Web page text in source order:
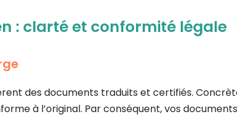
: clarté et conformité légale
des documents traduits et certifiés.
à l’original. Par conséquent, vos